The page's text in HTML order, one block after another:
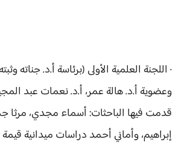
· اللجنة العلمية الأولى (برئاسة أ.د. جناته
وعضوية أ.د. هالة عمر، أ.د. نعمات عبد
قدمت فيها الباحثات: أسماء مجدي، مرثا
إبراهيم، وأماني أحمد دراسات ميدانية